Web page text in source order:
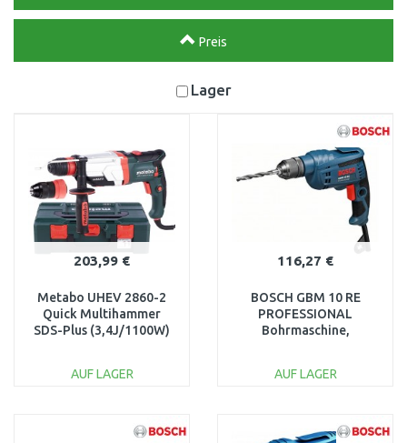
Preis
Lager
203,99 €
Metabo UHEV 2860-2
Quick Multihammer
SDS-Plus (3,4J/1100W)
AUF LAGER
116,27 €
BOSCH GBM 10 RE
PROFESSIONAL
Bohrmaschine,
AUF LAGER